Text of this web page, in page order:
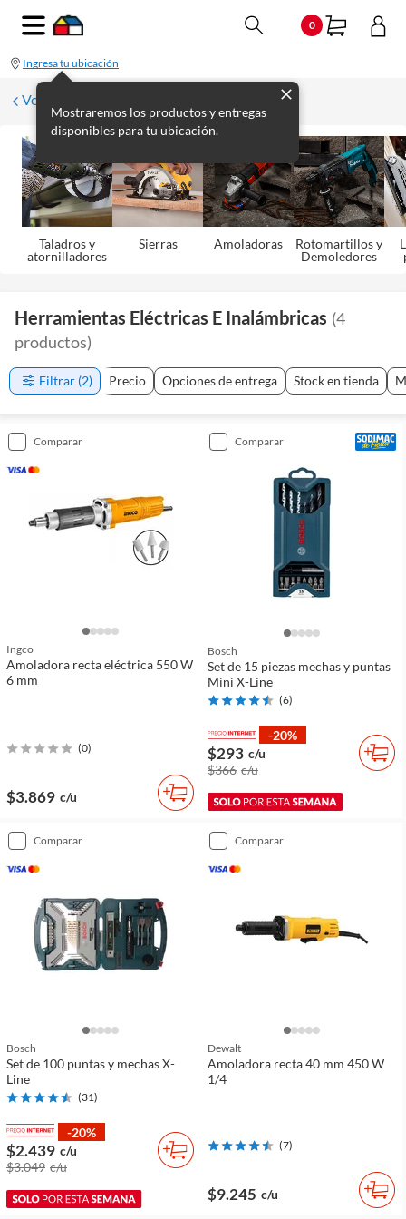
0
Ingresa tu ubicación
Mostraremos los productos y entregas
disponibles para tu ubicación.
Volver
Taladros y
atornilladores
Sierras Amoladoras
Rotomartillos y
Demoledores
Herramientas Eléctricas E Inalámbricas (4
productos)
Filtrar (2) Precio Opciones de entrega Stock en tienda
comparar
Ingco
Amoladora recta eléctrica 550 W
6 mm
(0)
$3.869 c/u
comparar
Bosch
Set de 15 piezas mechas y puntas
Mini X-Line
(6)
-20%
$293 c/u
$366 c/u
comparar
Bosch
Set de 100 puntas y mechas X-
Line
(31)
-20%
$2.439 c/u
$3.049 c/u
comparar
Dewalt
Amoladora recta 40 mm 450 W
1/4
(7)
$9.245 c/u